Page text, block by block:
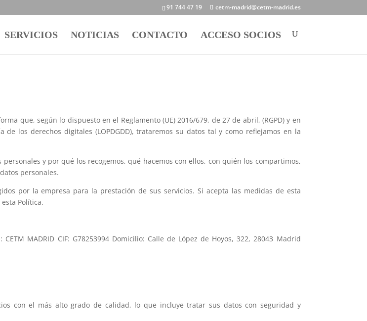
91 744 47 19 cetm-madrid@cetm-madrid.es
SERVICIOS NOTICIAS CONTACTO ACCESO SOCIOS
que, según lo dispuesto en el Reglamento (UE) 2016/679, de 27 de abril, (RGPD) y en
los derechos digitales (LOPDGDD), trataremos su datos tal y como reflejamos en la
y por qué los recogemos, qué hacemos con ellos, con quién los compartimos,
personales.
por la empresa para la prestación de sus servicios. Si acepta las medidas de esta
Política.
MADRID CIF: G78253994 Domicilio: Calle de López de Hoyos, 322, 28043 Madrid
con el más alto grado de calidad, lo que incluye tratar sus datos con seguridad y